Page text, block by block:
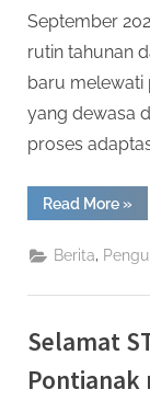
September
rutin tahunan
baru melewati
yang dewasa
proses
Read More »
Berita,
Selamat
Pontianak